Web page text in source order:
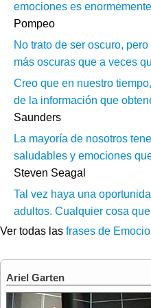
emociones es
Pompeo
No trato de ser oscuro,
más oscuras que a veces
Creo que en nuestro
de la información que
Saunders
La mayoría de nosotros
saludables y emociones
Steven Seagal
Tal vez haya una
adultos. Cualquier cosa
Ver todas las frases de
Ariel Garten